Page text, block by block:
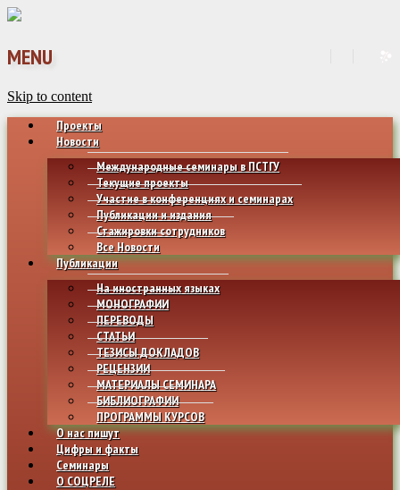
MENU
Skip to content
Проекты
Новости
Международные семинары в ПСТГУ
Текущие проекты
Участие в конференциях и семинарах
Публикации и издания
Стажировки сотрудников
Все Новости
Публикации
На иностранных языках
МОНОГРАФИИ
ПЕРЕВОДЫ
СТАТЬИ
ТЕЗИСЫ ДОКЛАДОВ
РЕЦЕНЗИИ
МАТЕРИАЛЫ СЕМИНАРА
БИБЛИОГРАФИИ
ПРОГРАММЫ КУРСОВ
О нас пишут
Цифры и факты
Семинары
О СОЦРЕЛЕ